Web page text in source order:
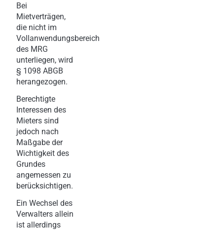
Bei
Mietverträgen,
die nicht im
Vollanwendungsbereich
des MRG
unterliegen, wird
§ 1098 ABGB
herangezogen.
Berechtigte
Interessen des
Mieters sind
jedoch nach
Maßgabe der
Wichtigkeit des
Grundes
angemessen zu
berücksichtigen.
Ein Wechsel des
Verwalters allein
ist allerdings